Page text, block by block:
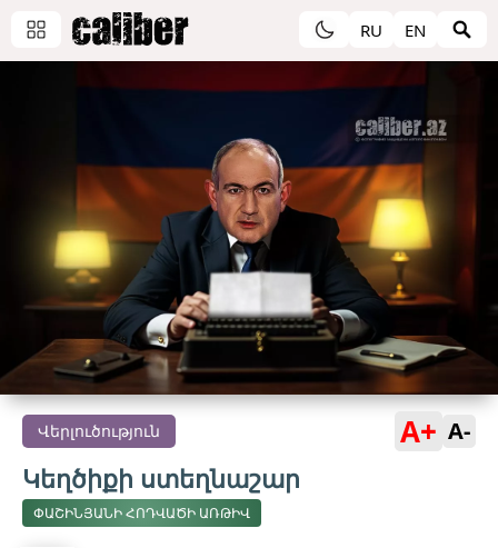
RU EN
Վերլուծություն A+ A-
Կեղծիքի ստեղնաշար
ՓԱՇԻՆՅԱՆԻ ՀՈԴՎԱԾԻ ԱՌԹԻՎ